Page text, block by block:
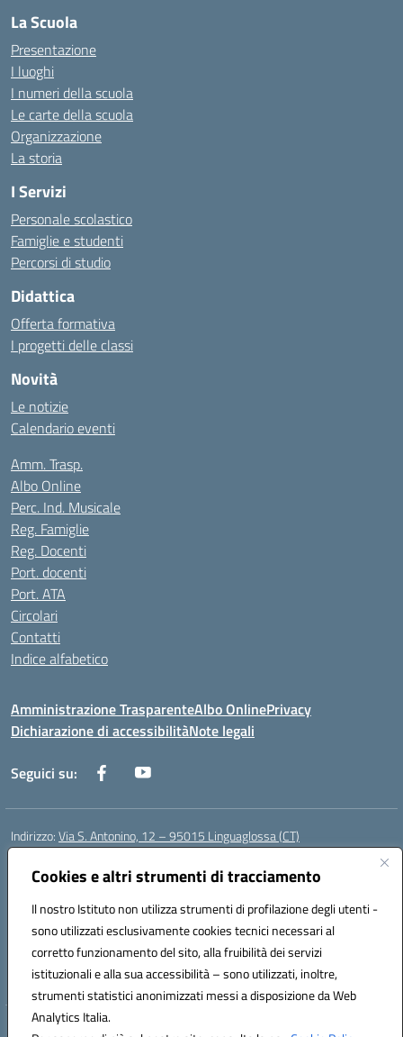
Cookies e altri strumenti di tracciamento
Il nostro Istituto non utilizza strumenti di profilazione degli utenti -
sono utilizzati esclusivamente cookies tecnici necessari al
corretto funzionamento del sito, alla fruibilità dei servizi
istituzionali e alla sua accessibilità – sono utilizzati, inoltre,
strumenti statistici anonimizzati messi a disposizione da Web
Analytics Italia.
La Scuola
Presentazione
I luoghi
I numeri della scuola
Le carte della scuola
Organizzazione
La storia
I Servizi
Personale scolastico
Famiglie e studenti
Percorsi di studio
Didattica
Offerta formativa
I progetti delle classi
Novità
Le notizie
Calendario eventi
Amm. Trasp.
Albo Online
Perc. Ind. Musicale
Reg. Famiglie
Reg. Docenti
Port. docenti
Port. ATA
Circolari
Contatti
Indice alfabetico
Amministrazione TrasparenteAlbo OnlinePrivacy
Dichiarazione di accessibilitàNote legali
Seguici su:
Indirizzo:Via S. Antonino, 12 – 95015 Linguaglossa (CT)
Centralino:
Posta elettronica certificata (PEC):ctic83200r@pec.istruzione.it
Codice fiscale: 83002470876
Codice meccanografico:CTIC83200R
Codice Indice delle Pubbliche Amministrazioni (IPA): istsc_CTIC83200R
Codice unico di fatturazione (CUF): UF7TEB
Hosting & Powered by 3D Solution S.r.l.